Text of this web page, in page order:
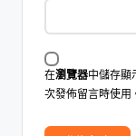
在瀏覽器中儲存顯
次發佈留言時使用